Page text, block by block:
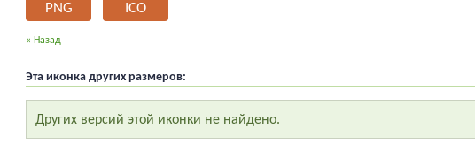
PNG ICO
« Назад
Эта иконка других размеров:
Других версий этой иконки не найдено.